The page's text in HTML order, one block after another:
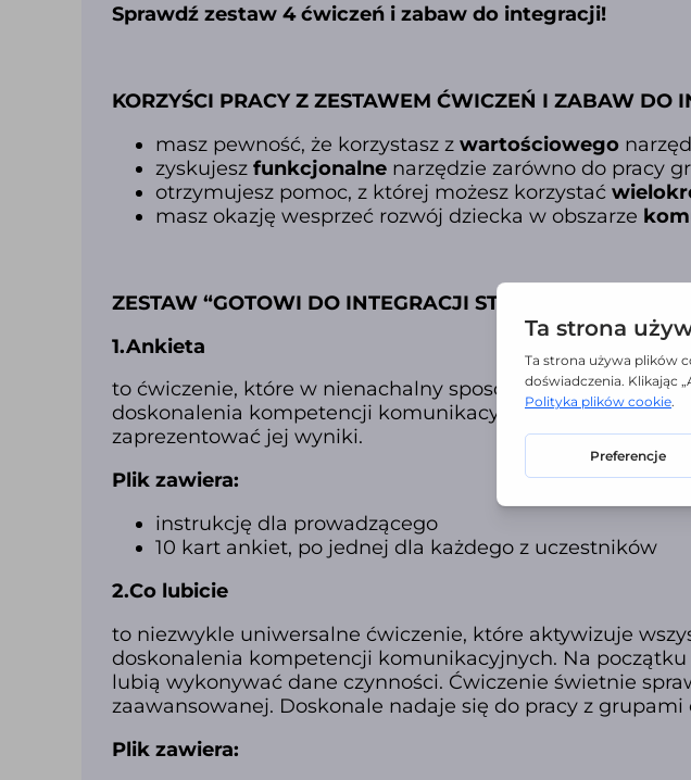
Sprawdź zestaw 4 ćwiczeń i zabaw do integracji!
KORZYŚCI PRACY Z ZESTAWEM ĆWICZEŃ I ZABAW DO
masz pewność, że korzystasz z wartościowego
zyskujesz funkcjonalne narzędzie zarówno do pracy
otrzymujesz pomoc, z której możesz korzystać
masz okazję wesprzeć rozwój dziecka w obszarze
ZESTAW “GOTOWI DO INTEGRACJI START” SKŁADA SIĘ
1.Ankieta
to ćwiczenie, które w nienachalny sposób aktywizuje
doskonalenia kompetencji komunikacyjnych. Każde z
zaprezentować jej wyniki.
Plik zawiera:
instrukcję dla prowadzącego
10 kart ankiet, po jednej dla każdego z uczestników
2.Co lubicie
to niezwykle uniwersalne ćwiczenie, które aktywizuje
doskonalenia kompetencji komunikacyjnych. Na
lubią wykonywać dane czynności. Ćwiczenie świetnie
zaawansowanej. Doskonale nadaje się do pracy z grupami
Plik zawiera: